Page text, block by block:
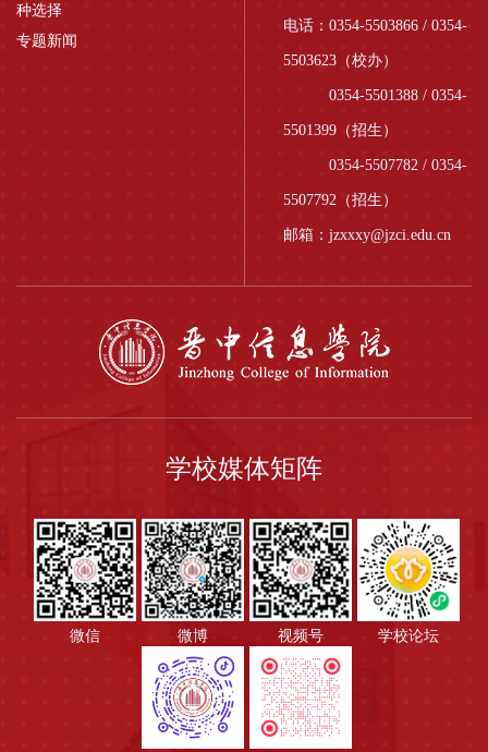
种选择
专题新闻
电话：0354-5503866 / 0354-
5503623（校办）
0354-5501388 / 0354-
5501399（招生）
0354-5507782 / 0354-
5507792（招生）
邮箱：jzxxxy@jzci.edu.cn
学校媒体矩阵
微信 微博 视频号 学校论坛